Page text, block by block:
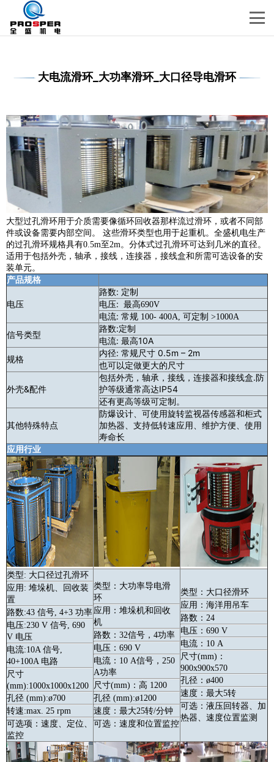
大电流滑环_大功率滑环_大口径导电滑环
大型过孔滑环用于介质需要像循环回收器那样流过滑环，或者不同部
件或设备需要内部空间。 这些滑环类型也用于起重机。全盛机电生产
的过孔滑环规格具有0.5m至2m。分体式过孔滑环可达到几米的直径。
适用于包括外壳，轴承，接线，连接器，接线盒和所需可选设备的安
装单元。
产品规格
电压
路数: 定制
电压: 最高690V
电流: 常规 100- 400A, 可定制 >1000A
信号类型
路数:定制
电流: 最高10A
规格
内径: 常规尺寸 0.5m – 2m
也可以定做更大的尺寸
外壳&配件
包括外壳，轴承，接线，连接器和接线盒.防
护等级通常高达IP54
还有更高等级可定制。
其他特殊特点
防爆设计、可使用旋转监视器传感器和柜式
加热器、支持低转速应用、维护方便、使用
寿命长
应用行业
类型: 大口径过孔滑环
应用: 堆垛机、回收装
置
路数:43 信号, 4+3 功率
电压:230 V 信号, 690
V 电压
电流:10A 信号,
40+100A 电路
尺寸
(mm):1000x1000x1200
孔径 (mm):ø700
转速:max. 25 rpm
可选项：速度、定位、
监控
类型：大功率导电滑
环
应用：堆垛机和回收
机
路数：32信号，4功率
电压：690 V
电流：10 A信号，250
A功率
尺寸(mm)：高 1200
孔径 (mm):ø1200
速度：最大25转/分钟
可选：速度和位置监控
类型：大口径滑环
应用：海洋用吊车
路数：24
电压：690 V
电流：10 A
尺寸(mm)：
900x900x570
孔径：ø400
速度：最大5转
可选：液压回转器、加
热器、速度位置监测